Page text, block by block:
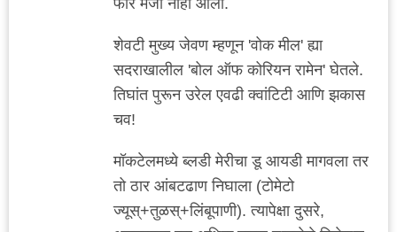
शेवटी मुख्य जेवण म्हणून 'वोक मील' ह्या
सदराखालील 'बोल ऑफ कोरियन रामेन' घेतले.
तिघांत पुरून उरेल एवढी क्वांटिटी आणि झकास
चव!
मॉकटेलमध्ये ब्लडी मेरीचा डू आयडी मागवला तर
तो ठार आंबटढाण निघाला (टोमेटो
ज्यूस्+तुळस्+लिंबूपाणी). त्यापेक्षा दुसरे,